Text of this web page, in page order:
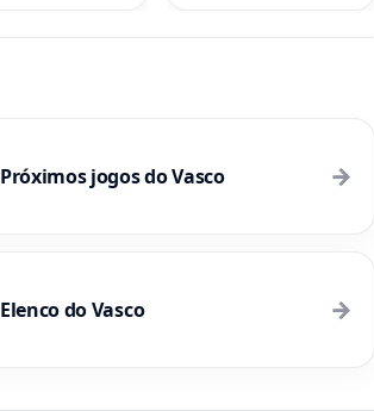
Próximos jogos do Vasco →
Elenco do Vasco →